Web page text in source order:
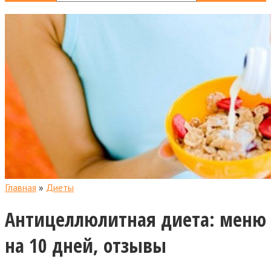
Главная » Диеты
Антицеллюлитная диета: меню
на 10 дней, отзывы